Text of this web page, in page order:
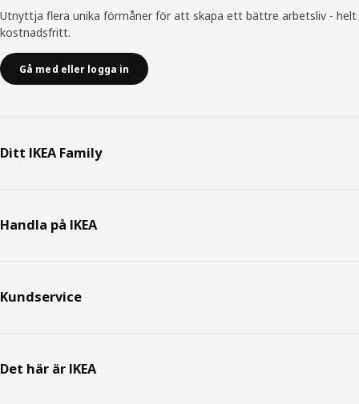
Utnyttja flera unika förmåner för att skapa ett bättre arbetsliv - helt
kostnadsfritt.
Gå med eller logga in
Ditt IKEA Family
Handla på IKEA
Kundservice
Det här är IKEA